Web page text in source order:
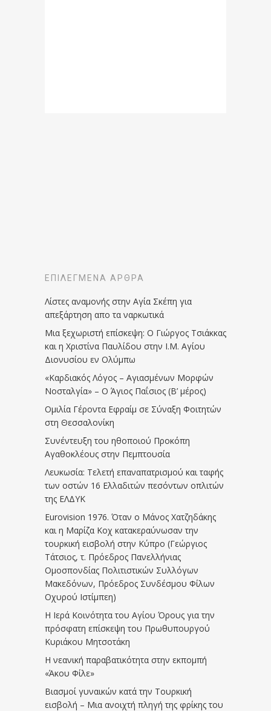
ΕΠΙΛΕΓΜΈΝΑ ΆΡΘΡΑ
Λίστες αναμονής στην Αγία Σκέπη για
απεξάρτηση απο τα ναρκωτικά
Μια ξεχωριστή επίσκεψη: Ο Γιώργος Τσιάκκας
και η Χριστίνα Παυλίδου στην Ι.Μ. Αγίου
Διονυσίου εν Ολύμπω
«Καρδιακός Λόγος – Αγιασμένων Μορφών
Νοσταλγία» – Ο Άγιος Παΐσιος (Β’ μέρος)
Ομιλία Γέροντα Εφραίμ σε Σύναξη Φοιτητών
στη Θεσσαλονίκη
Συνέντευξη του ηθοποιού Προκόπη
Αγαθοκλέους στην Πεμπτουσία
Λευκωσία: Τελετή επαναπατρισμού και ταφής
των οστών 16 Ελλαδιτών πεσόντων οπλιτών
της ΕΛΔΥΚ
Eurovision 1976. Όταν ο Μάνος Χατζηδάκης
και η Μαρίζα Κοχ κατακεραύνωσαν την
τουρκική εισβολή στην Κύπρο (Γεώργιος
Τάτσιος, τ. Πρόεδρος Πανελλήνιας
Ομοσπονδίας Πολιτιστικών Συλλόγων
Μακεδόνων, Πρόεδρος Συνδέσμου Φίλων
Οχυρού Ιστίμπεη)
Η Ιερά Κοινότητα του Αγίου Όρους για την
πρόσφατη επίσκεψη του Πρωθυπουργού
Κυριάκου Μητσοτάκη
Η νεανική παραβατικότητα στην εκπομπή
«Άκου Φίλε»
Βιασμοί γυναικών κατά την Τουρκική
εισβολή – Μια ανοιχτή πληγή της φρίκης του